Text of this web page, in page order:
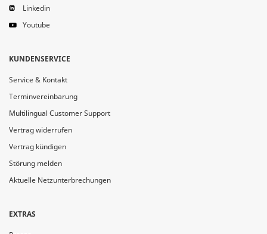
Linkedin
Youtube
KUNDENSERVICE
Service & Kontakt
Terminvereinbarung
Multilingual Customer Support
Vertrag widerrufen
Vertrag kündigen
Störung melden
Aktuelle Netzunterbrechungen
EXTRAS